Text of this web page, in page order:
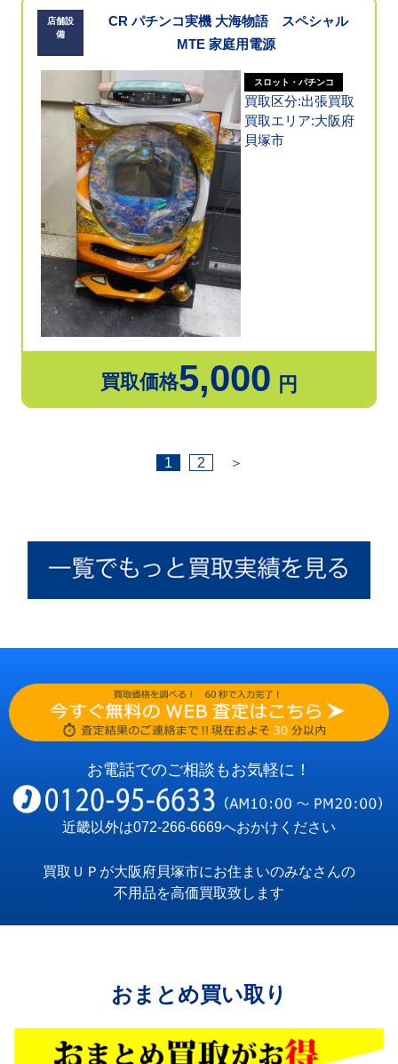
店舗設
備
CR パチンコ実機 大海物語 スペシャル
MTE 家庭用電源
スロット・パチンコ
買取区分:出張買取
買取エリア:大阪府
貝塚市
買取価格5,000 円
1 2 ＞
お電話でのご相談もお気軽に！
近畿以外は072-266-6669へおかけください
買取ＵＰが大阪府貝塚市にお住まいのみなさんの
不用品を高価買取致します
おまとめ買い取り